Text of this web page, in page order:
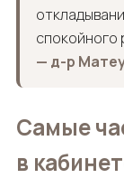
спокойного
— д-р
Самые
в